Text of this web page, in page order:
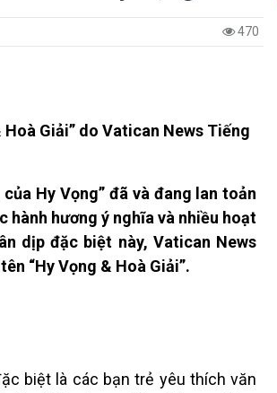
470
Giải” do Vatican News Tiếng
Hy Vọng” đã và đang lan toản
hành hương ý nghĩa và nhiều hoạt
dịp đặc biệt này, Vatican News
“Hy Vọng & Hoà Giải”.
biệt là các bạn trẻ yêu thích văn